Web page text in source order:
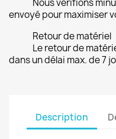
Nous vérifions
envoyé pour maximiser
Retour de matériel
Le retour de
dans un délai max. de 7
Description